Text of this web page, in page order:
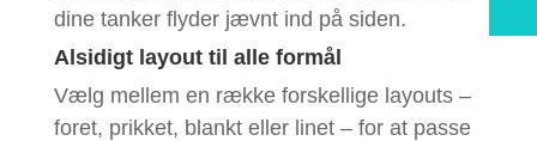
dine tanker flyder jævnt ind på siden.
Alsidigt layout til alle formål
Vælg mellem en række forskellige layouts –
foret, prikket, blankt eller linet – for at passe